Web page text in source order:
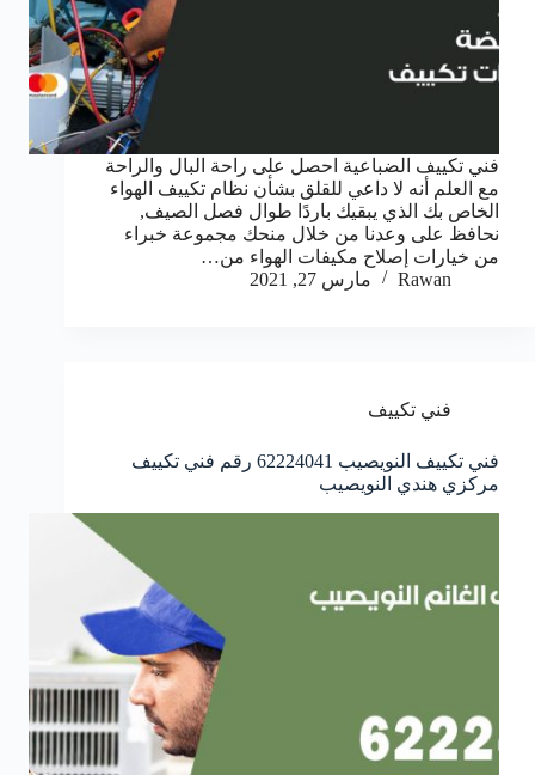
فني تكييف الضباعية احصل على راحة البال والراحة
مع العلم أنه لا داعي للقلق بشأن نظام تكييف الهواء
الخاص بك الذي يبقيك باردًا طوال فصل الصيف,
نحافظ على وعدنا من خلال منحك مجموعة خبراء
من خيارات إصلاح مكيفات الهواء من…
Rawan
مارس 27, 2021
فني تكييف
فني تكييف النويصيب 62224041 رقم فني تكييف
مركزي هندي النويصيب